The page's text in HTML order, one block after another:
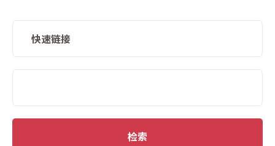
快速链接
检索